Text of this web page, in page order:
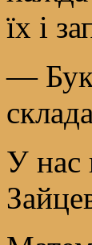
їх і
—
У нас